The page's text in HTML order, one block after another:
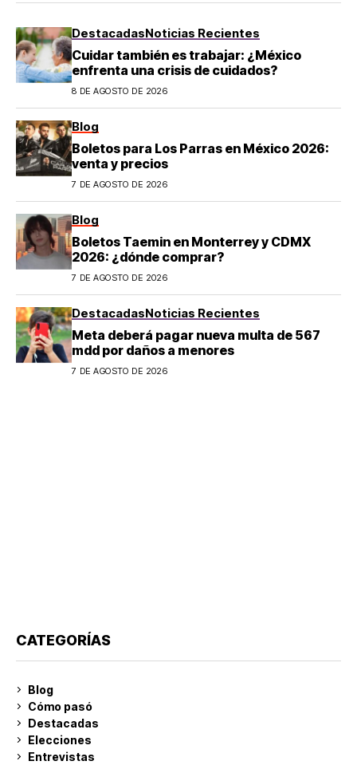
DestacadasNoticias Recientes
Cuidar también es trabajar: ¿México
enfrenta una crisis de cuidados?
8 DE AGOSTO DE 2026
Blog
Boletos para Los Parras en México 2026:
venta y precios
7 DE AGOSTO DE 2026
Blog
Boletos Taemin en Monterrey y CDMX
2026: ¿dónde comprar?
7 DE AGOSTO DE 2026
DestacadasNoticias Recientes
Meta deberá pagar nueva multa de 567
mdd por daños a menores
7 DE AGOSTO DE 2026
CATEGORÍAS
Blog
Cómo pasó
Destacadas
Elecciones
Entrevistas